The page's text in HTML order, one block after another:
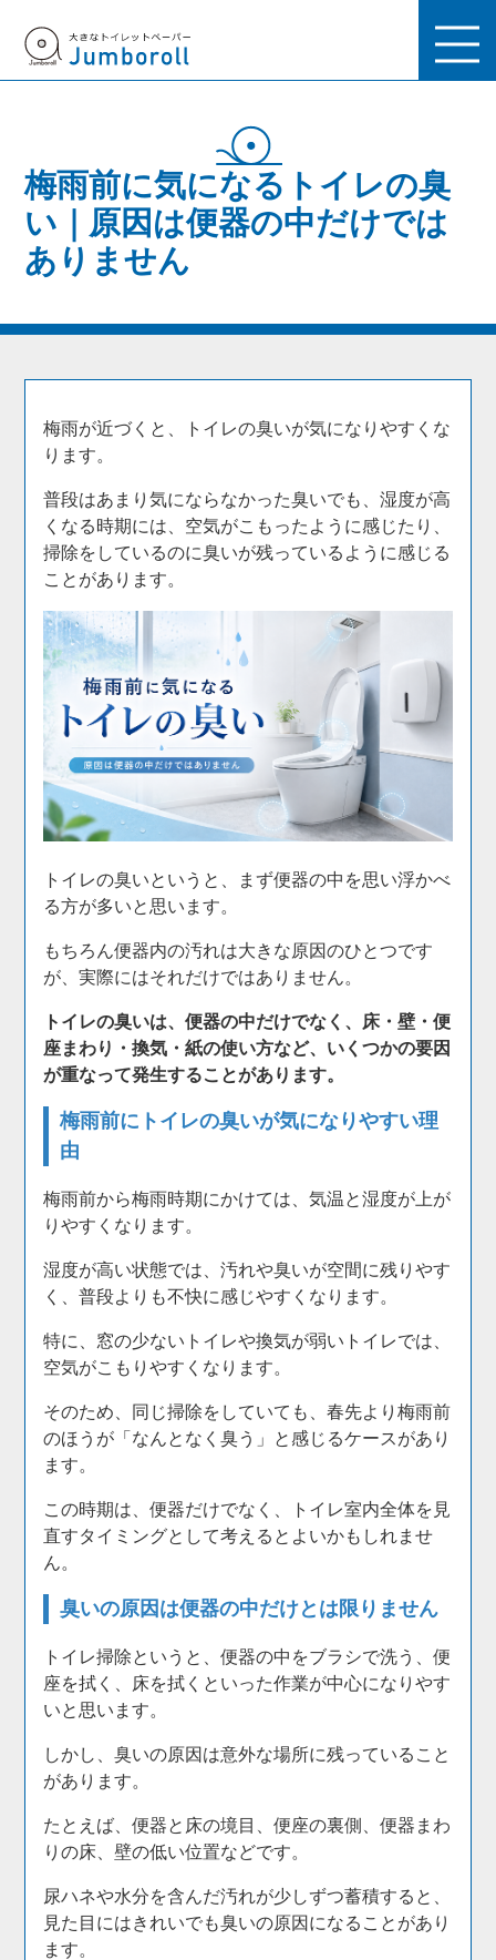
梅雨前に気になるトイレの臭
い｜原因は便器の中だけでは
ありません
梅雨が近づくと、トイレの臭いが気になりやすくな
ります。
普段はあまり気にならなかった臭いでも、湿度が高
くなる時期には、空気がこもったように感じたり、
掃除をしているのに臭いが残っているように感じる
ことがあります。
トイレの臭いというと、まず便器の中を思い浮かべ
る方が多いと思います。
もちろん便器内の汚れは大きな原因のひとつです
が、実際にはそれだけではありません。
トイレの臭いは、便器の中だけでなく、床・壁・便
座まわり・換気・紙の使い方など、いくつかの要因
が重なって発生することがあります。
梅雨前にトイレの臭いが気になりやすい理
由
梅雨前から梅雨時期にかけては、気温と湿度が上が
りやすくなります。
湿度が高い状態では、汚れや臭いが空間に残りやす
く、普段よりも不快に感じやすくなります。
特に、窓の少ないトイレや換気が弱いトイレでは、
空気がこもりやすくなります。
そのため、同じ掃除をしていても、春先より梅雨前
のほうが「なんとなく臭う」と感じるケースがあり
ます。
この時期は、便器だけでなく、トイレ室内全体を見
直すタイミングとして考えるとよいかもしれませ
ん。
臭いの原因は便器の中だけとは限りません
トイレ掃除というと、便器の中をブラシで洗う、便
座を拭く、床を拭くといった作業が中心になりやす
いと思います。
しかし、臭いの原因は意外な場所に残っていること
があります。
たとえば、便器と床の境目、便座の裏側、便器まわ
りの床、壁の低い位置などです。
尿ハネや水分を含んだ汚れが少しずつ蓄積すると、
見た目にはきれいでも臭いの原因になることがあり
ます。